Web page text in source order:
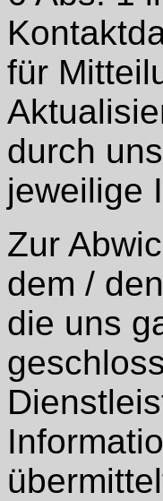
für
durch
jeweilige
Zur
dem /
die uns